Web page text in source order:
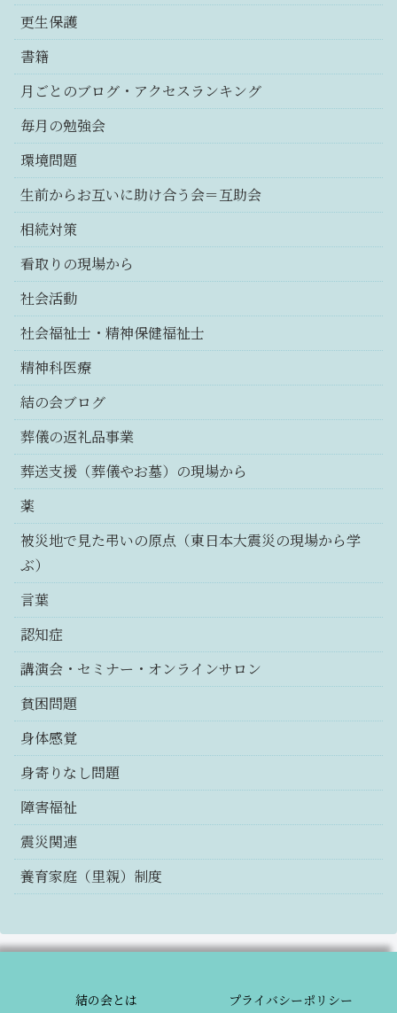
更生保護
書籍
月ごとのブログ・アクセスランキング
毎月の勉強会
環境問題
生前からお互いに助け合う会＝互助会
相続対策
看取りの現場から
社会活動
社会福祉士・精神保健福祉士
精神科医療
結の会ブログ
葬儀の返礼品事業
葬送支援（葬儀やお墓）の現場から
薬
被災地で見た弔いの原点（東日本大震災の現場から学
ぶ）
言葉
認知症
講演会・セミナー・オンラインサロン
貧困問題
身体感覚
身寄りなし問題
障害福祉
震災関連
養育家庭（里親）制度
結の会とは プライバシーポリシー